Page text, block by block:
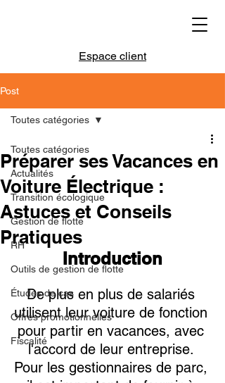
Espace client
Post
Toutes catégories
Actualités
Transition écologique
Gestion de flotte
RH
Outils de gestion de flotte
Études de cas
Offres promotionnelles
Fiscalité
Toutes catégories
Préparer ses Vacances en
Voiture Électrique :
Astuces et Conseils
Pratiques
Introduction
De plus en plus de salariés
utilisent leur voiture de fonction
pour partir en vacances, avec
l'accord de leur entreprise.
Pour les gestionnaires de parc,